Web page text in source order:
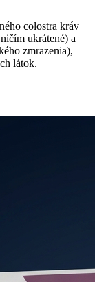
colostra kráv
ukrátené) a
zmrazenia),
látok.